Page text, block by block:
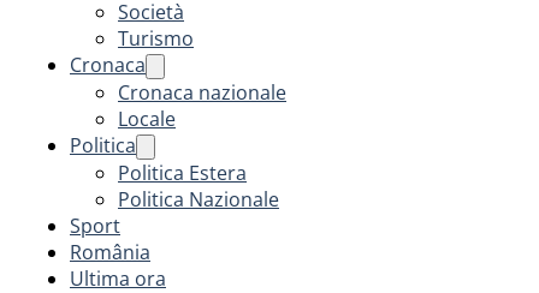
Società
Turismo
Cronaca
Cronaca nazionale
Locale
Politica
Politica Estera
Politica Nazionale
Sport
România
Ultima ora